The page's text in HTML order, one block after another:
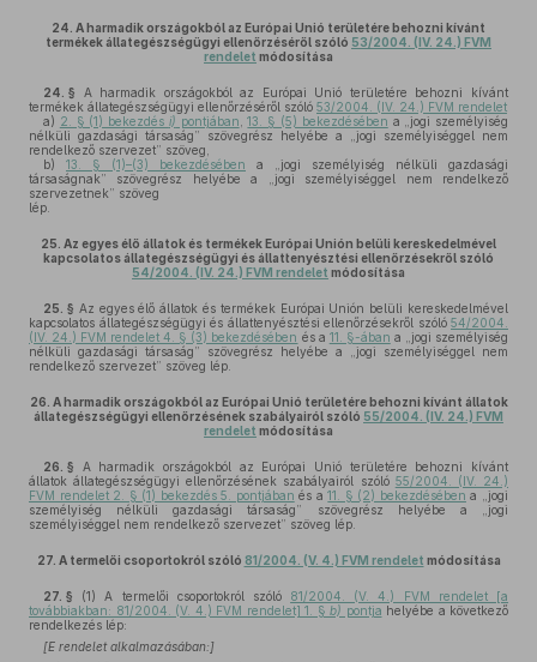
24. A harmadik országokból az Európai Unió területére behozni kívánt
termékek állategészségügyi ellenőrzéséről szóló 53/2004. (IV. 24.) FVM
rendelet módosítása
24. § A harmadik országokból az Európai Unió területére behozni kívánt
termékek állategészségügyi ellenőrzéséről szóló 53/2004. (IV. 24.) FVM rendelet
a) 2. § (1) bekezdés i) pontjában ,13. § (5) bekezdésében a „jogi személyiség
nélküli gazdasági társaság” szövegrész helyébe a „jogi személyiséggel nem
rendelkező szervezet” szöveg,
b)
13. § (1)–(3) bekezdésében a „jogi személyiség nélküli gazdasági
társaságnak” szövegrész helyébe a „jogi személyiséggel nem rendelkező
szervezetnek” szöveg
lép.
25. Az egyes élő állatok és termékek Európai Unión belüli kereskedelmével
kapcsolatos állategészségügyi és állattenyésztési ellenőrzésekről szóló
54/2004. (IV. 24.) FVM rendelet módosítása
25. § Az egyes élő állatok és termékek Európai Unión belüli kereskedelmével
kapcsolatos állategészségügyi és állattenyésztési ellenőrzésekről szóló 54/2004.
(IV. 24.) FVM rendelet 4. § (3) bekezdésében és a 11. §-ában a „jogi személyiség
nélküli gazdasági társaság” szövegrész helyébe a „jogi személyiséggel nem
rendelkező szervezet” szöveg lép.
26. A harmadik országokból az Európai Unió területére behozni kívánt állatok
állategészségügyi ellenőrzésének szabályairól szóló 55/2004. (IV. 24.) FVM
rendelet módosítása
26. § A harmadik országokból az Európai Unió területére behozni kívánt
állatok állategészségügyi ellenőrzésének szabályairól szóló 55/2004. (IV. 24.)
FVM rendelet 2. § (1) bekezdés 5. pontjában és a11. § (2) bekezdésében a „jogi
személyiség nélküli gazdasági társaság” szövegrész helyébe a „jogi
személyiséggel nem rendelkező szervezet” szöveg lép.
27. A termelői csoportokról szóló 81/2004. (V. 4.) FVM rendelet módosítása
27. § (1) A termelői csoportokról szóló 81/2004. (V. 4.) FVM rendelet [a
továbbiakban: 81/2004. (V. 4.) FVM rendelet] 1. § b) pontja helyébe a következő
rendelkezés lép:
[E rendelet alkalmazásában:]